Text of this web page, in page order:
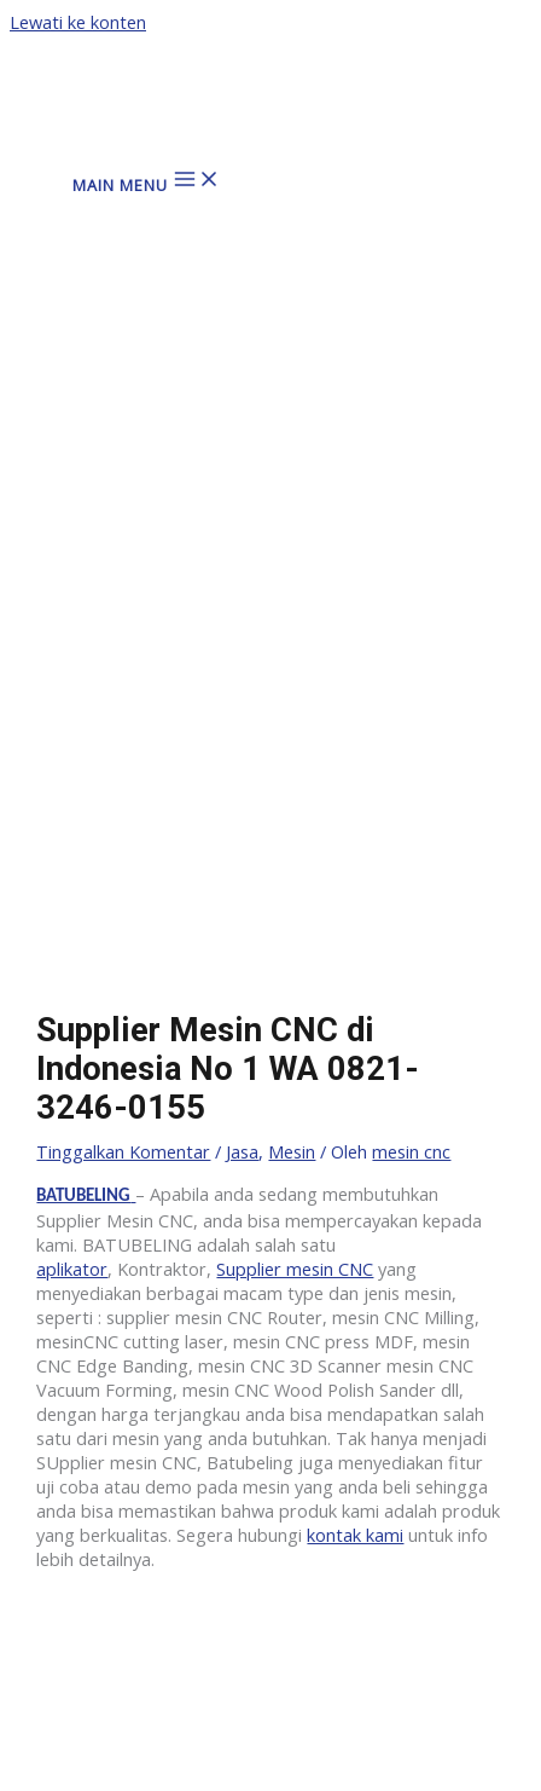
Lewati ke konten
MAIN MENU
Supplier Mesin CNC di
Indonesia No 1 WA 0821-
3246-0155
Tinggalkan Komentar / Jasa, Mesin / Olehmesin cnc
BATUBELING – Apabila anda sedang membutuhkan
Supplier Mesin CNC, anda bisa mempercayakan kepada
kami. BATUBELING adalah salah satu
aplikator, Kontraktor,Supplier mesin CNC yang
menyediakan berbagai macam type dan jenis mesin,
seperti : supplier mesin CNC Router, mesin CNC Milling,
mesinCNC cutting laser, mesin CNC press MDF, mesin
CNC Edge Banding, mesin CNC 3D Scanner mesin CNC
Vacuum Forming, mesin CNC Wood Polish Sander dll,
dengan harga terjangkau anda bisa mendapatkan salah
satu dari mesin yang anda butuhkan. Tak hanya menjadi
SUpplier mesin CNC, Batubeling juga menyediakan fitur
uji coba atau demo pada mesin yang anda beli sehingga
anda bisa memastikan bahwa produk kami adalah produk
yang berkualitas. Segera hubungikontak kami untuk info
lebih detailnya.